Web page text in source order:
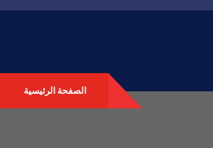
الصفحة الرئيسية